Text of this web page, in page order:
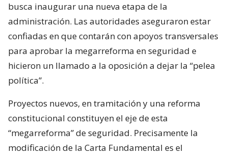
busca inaugurar una nueva etapa de la
administración. Las autoridades aseguraron estar
confiadas en que contarán con apoyos transversales
para aprobar la megarreforma en seguridad e
hicieron un llamado a la oposición a dejar la “pelea
política”.
Proyectos nuevos, en tramitación y una reforma
constitucional constituyen el eje de esta
“megarreforma” de seguridad. Precisamente la
modificación de la Carta Fundamental es el